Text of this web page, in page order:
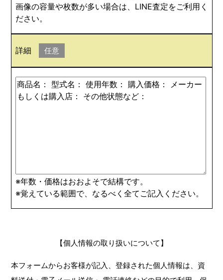
画像の容量や枚数が多い場合は、LINE査定をご利用く
ださい。
詳細 任意
※年数・価格はおおよそで結構です。
※覚えている範囲で、なるべく全てご記入ください。
【個人情報の取り扱いについて】
本フォームからお客様が記入、登録された個人情報は、資